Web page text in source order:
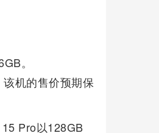
。
机的售价预期保
Pro以128GB